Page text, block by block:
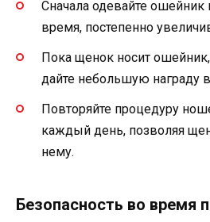
Сначала одевайте ошейник
время, постепенно
Пока щенок носит ошейник,
дайте небольшую награду
Повторяйте процедуру
каждый день, позволяя
нему.
Безопасность во время